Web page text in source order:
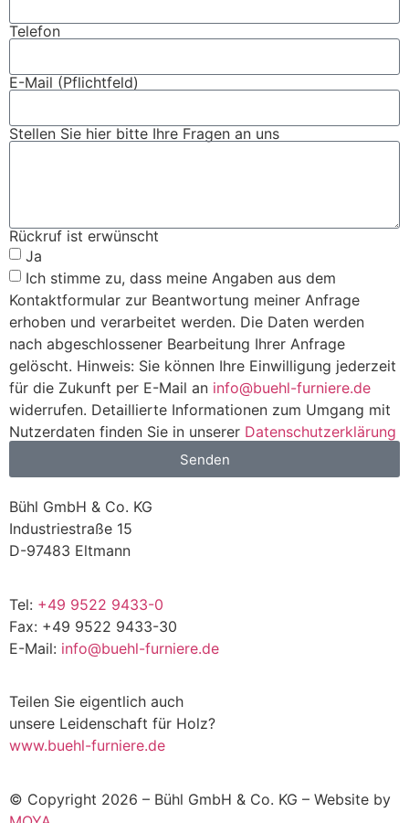
Telefon
E-Mail (Pflichtfeld)
Stellen Sie hier bitte Ihre Fragen an uns
Rückruf ist erwünscht
Ja
Ich stimme zu, dass meine Angaben aus dem
Kontaktformular zur Beantwortung meiner Anfrage
erhoben und verarbeitet werden. Die Daten werden
nach abgeschlossener Bearbeitung Ihrer Anfrage
gelöscht. Hinweis: Sie können Ihre Einwilligung jederzeit
für die Zukunft per E-Mail an info@buehl-furniere.de
widerrufen. Detaillierte Informationen zum Umgang mit
Nutzerdaten finden Sie in unserer Datenschutzerklärung
Senden
Bühl GmbH & Co. KG
Industriestraße 15
D-97483 Eltmann
Tel: +49 9522 9433-0
Fax: +49 9522 9433-30
E-Mail: info@buehl-furniere.de
Teilen Sie eigentlich auch
unsere Leidenschaft für Holz?
www.buehl-furniere.de
© Copyright 2026 – Bühl GmbH & Co. KG – Website by